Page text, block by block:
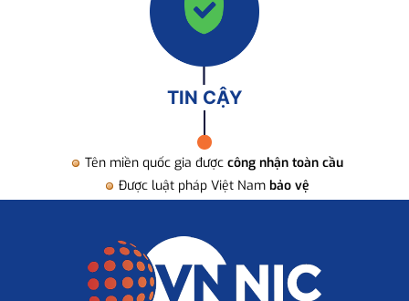
TIN CẬY
Tên miền quốc gia được công nhận toàn cầu
Được luật pháp Việt Nam bảo vệ